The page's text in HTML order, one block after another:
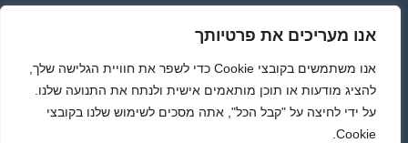
אנו מעריכים את פרטיותך
אנו משתמשים בקובצי Cookie כדי לשפר את חוויית הגלישה שלך,
להציג מודעות או תוכן מותאמים אישית ולנתח את התנועה שלנו.
על ידי לחיצה על "קבל הכל", אתה מסכים לשימוש שלנו בקובצי
Cookie.
אטרקציות ברומא
מדיניות הפרטיות